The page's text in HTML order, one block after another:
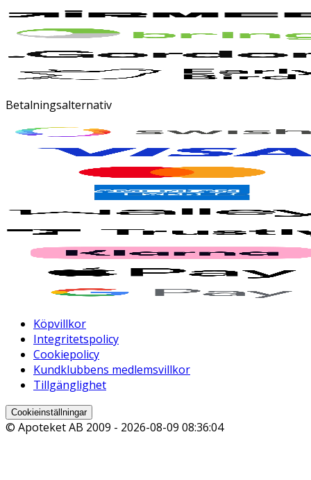
Betalningsalternativ
Köpvillkor
Integritetspolicy
Cookiepolicy
Kundklubbens medlemsvillkor
Tillgänglighet
Cookieinställningar
© Apoteket AB 2009 - 2026-08-09 08:36:04